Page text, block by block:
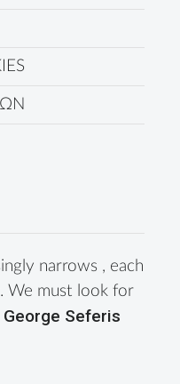
narrows , each
We must look for
George Seferis